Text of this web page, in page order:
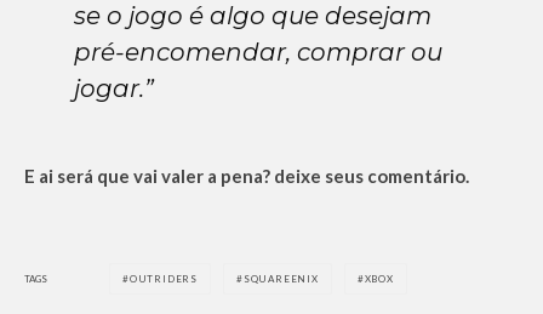
se o jogo é algo que desejam
pré-encomendar, comprar ou
jogar.”
E ai será que vai valer a pena? deixe seus comentário.
TAGS OUTRIDERS SQUAREENIX XBOX